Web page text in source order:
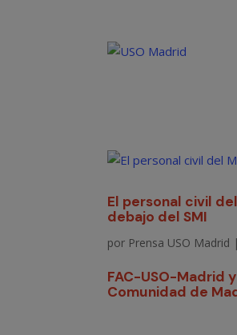
El personal civil
debajo del SMI
por Prensa USO Madrid |
FAC-USO-Madrid
Comunidad de